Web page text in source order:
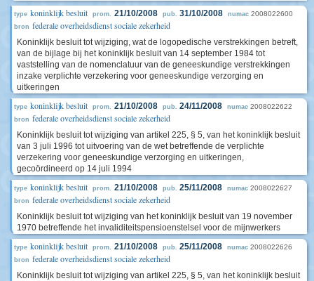
type koninklijk besluit prom. 21/10/2008 pub. 31/10/2008 numac 2008022600
bron federale overheidsdienst sociale zekerheid
Koninklijk besluit tot wijziging, wat de logopedische verstrekkingen betreft,
van de bijlage bij het koninklijk besluit van 14 september 1984 tot
vaststelling van de nomenclatuur van de geneeskundige verstrekkingen
inzake verplichte verzekering voor geneeskundige verzorging en
uitkeringen
type koninklijk besluit prom. 21/10/2008 pub. 24/11/2008 numac 2008022622
bron federale overheidsdienst sociale zekerheid
Koninklijk besluit tot wijziging van artikel 225, § 5, van het koninklijk besluit
van 3 juli 1996 tot uitvoering van de wet betreffende de verplichte
verzekering voor geneeskundige verzorging en uitkeringen,
gecoördineerd op 14 juli 1994
type koninklijk besluit prom. 21/10/2008 pub. 25/11/2008 numac 2008022627
bron federale overheidsdienst sociale zekerheid
Koninklijk besluit tot wijziging van het koninklijk besluit van 19 november
1970 betreffende het invaliditeitspensioenstelsel voor de mijnwerkers
type koninklijk besluit prom. 21/10/2008 pub. 25/11/2008 numac 2008022626
bron federale overheidsdienst sociale zekerheid
Koninklijk besluit tot wijziging van artikel 225, § 5, van het koninklijk besluit